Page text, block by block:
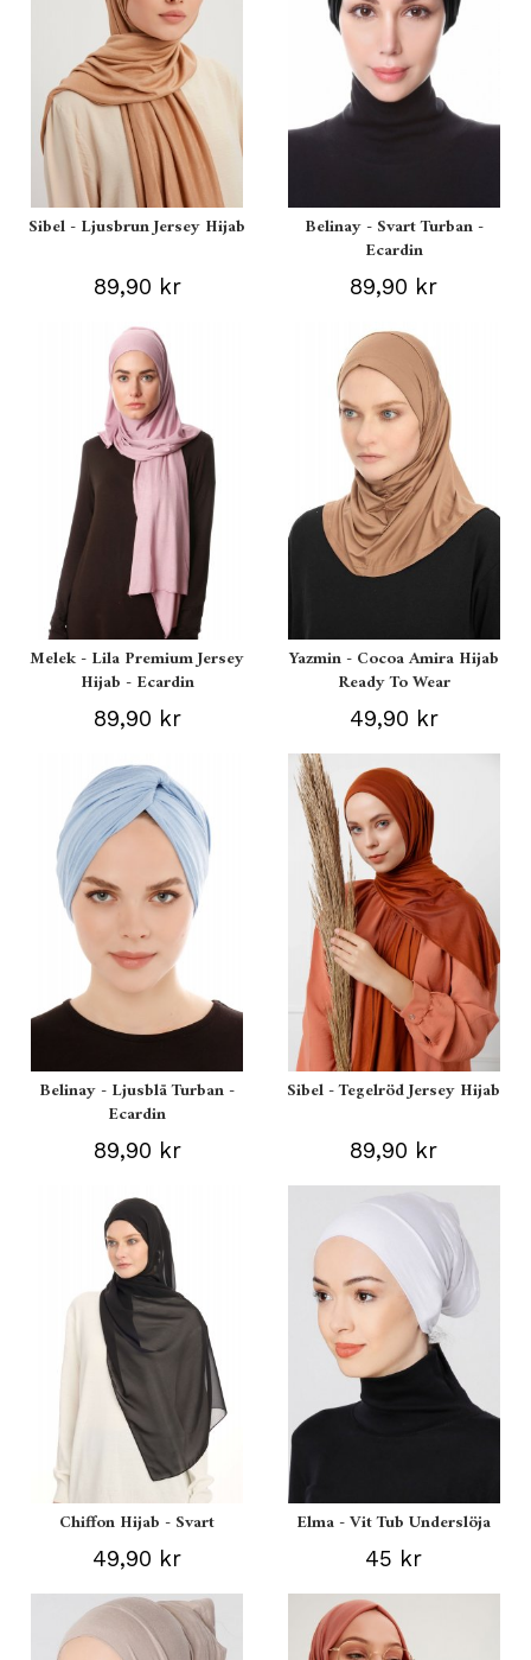
Sibel - Ljusbrun Jersey Hijab
89,90 kr
Belinay - Svart Turban -
Ecardin
89,90 kr
Melek - Lila Premium Jersey
Hijab - Ecardin
89,90 kr
Yazmin - Cocoa Amira Hijab
Ready To Wear
49,90 kr
Belinay - Ljusblå Turban -
Ecardin
89,90 kr
Sibel - Tegelröd Jersey Hijab
89,90 kr
Chiffon Hijab - Svart
49,90 kr
Elma - Vit Tub Underslöja
45 kr